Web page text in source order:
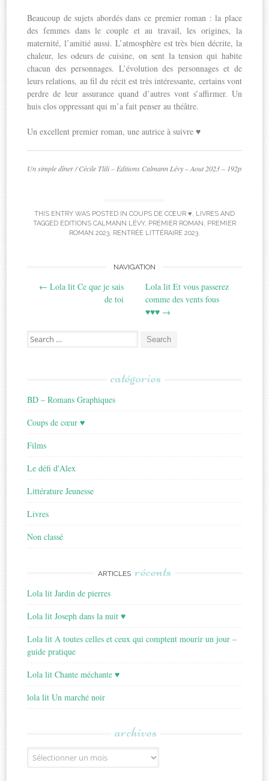
Beaucoup de sujets abordés dans ce premier roman : la place
des femmes dans le couple et au travail, les origines, la
maternité, l’amitié aussi. L’atmosphère est très bien décrite, la
chaleur, les odeurs de cuisine, on sent la tension qui habite
chacun des personnages. L’évolution des personnages et de
leurs relations, au fil du récit est très intéressante, certains vont
perdre de leur assurance quand d’autres vont s’affirmer. Un
huis clos oppressant qui m’a fait penser au théâtre.
Un excellent premier roman, une autrice à suivre ♥
Un simple dîner / Cécile Tlili – Editions Calmann Lévy – Aout 2023 – 192p
THIS ENTRY WAS POSTED IN COUPS DE CŒUR ♥, LIVRES AND
TAGGED EDITIONS CALMANN LÉVY, PREMIER ROMAN , PREMIER
ROMAN 2023, RENTRÉE LITTÉRAIRE 2023.
navigation
NAVIGATION
← Lola lit Ce que je sais
de toi
Lola lit Et vous passerez
comme des vents fous
♥♥♥ →
Search
for:
catégories
BD – Romans Graphiques
Coups de cœur ♥
Films
Le défi d'Alex
Littérature Jeunesse
Livres
Non classé
ARTICLES récents
Lola lit Jardin de pierres
Lola lit Joseph dans la nuit ♥
Lola lit A toutes celles et ceux qui comptent mourir un jour –
guide pratique
Lola lit Chante méchante ♥
lola lit Un marché noir
archives
Archives